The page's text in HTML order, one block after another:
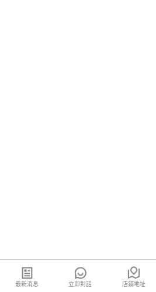
最新消息 立即對話 店鋪地址